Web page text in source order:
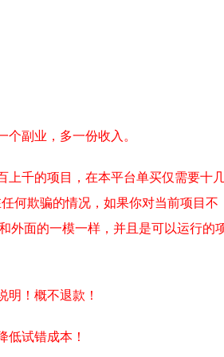
副业，多一份收入。
上千的项目，在本平台单买仅需要十
何欺骗的情况，如果你对当前项目不
外面的一模一样，并且是可以运行的
！概不退款！
试错成本！